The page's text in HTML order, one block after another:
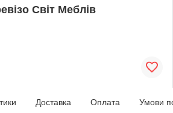
Світ Меблів
Доставка Оплата Умови